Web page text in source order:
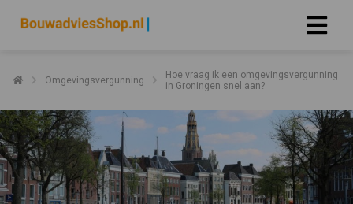
Omgevingsvergunning
Hoe vraag ik een omgevingsvergunning
in Groningen snel aan?